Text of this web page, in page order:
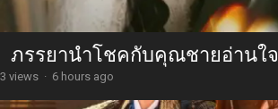
ภรรยานำโชคกับคุณชายอ่านใจ
3 views · 6 hours ago